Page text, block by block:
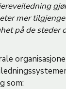
mer
på de steder
som: